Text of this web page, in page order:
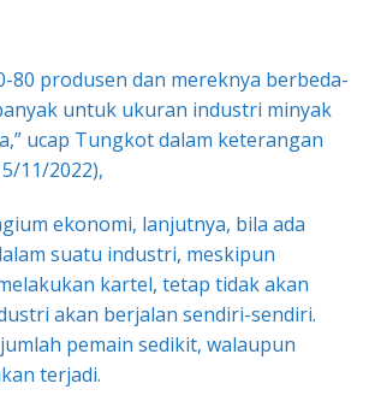
80 produsen dan mereknya berbeda-
untuk ukuran industri minyak
ucap Tungkot dalam keterangan
11/2022),
ekonomi, lanjutnya, bila ada
suatu industri, meskipun
kartel, tetap tidak akan
akan berjalan sendiri-sendiri.
pemain sedikit, walaupun
terjadi.